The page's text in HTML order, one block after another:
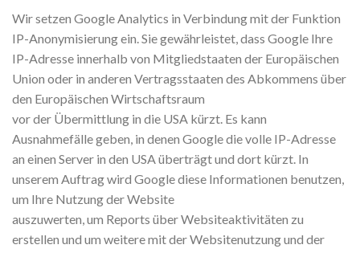
Wir setzen Google Analytics in Verbindung mit der Funktion
IP-Anonymisierung ein. Sie gewährleistet, dass Google Ihre
IP-Adresse innerhalb von Mitgliedstaaten der Europäischen
Union oder in anderen Vertragsstaaten des Abkommens über
den Europäischen Wirtschaftsraum
vor der Übermittlung in die USA kürzt. Es kann
Ausnahmefälle geben, in denen Google die volle IP-Adresse
an einen Server in den USA überträgt und dort kürzt. In
unserem Auftrag wird Google diese Informationen benutzen,
um Ihre Nutzung der Website
auszuwerten, um Reports über Websiteaktivitäten zu
erstellen und um weitere mit der Websitenutzung und der